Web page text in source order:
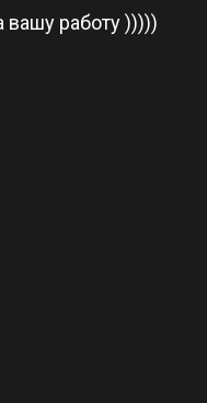
вашу работу )))))